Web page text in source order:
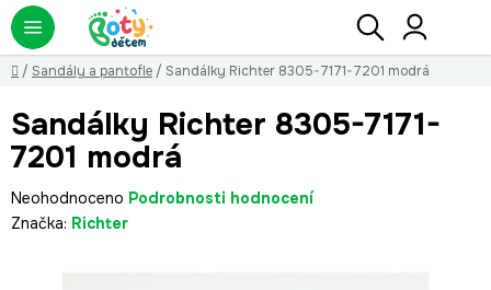
Přejít
na
obsah
Hledat
Domů
/ Sandály a pantofle / Sandálky Richter 8305-7171-7201 modrá
Sandálky Richter 8305-7171-
7201 modrá
Průměrné
hodnocení
Neohodnoceno Podrobnosti hodnocení
Značka: Richter